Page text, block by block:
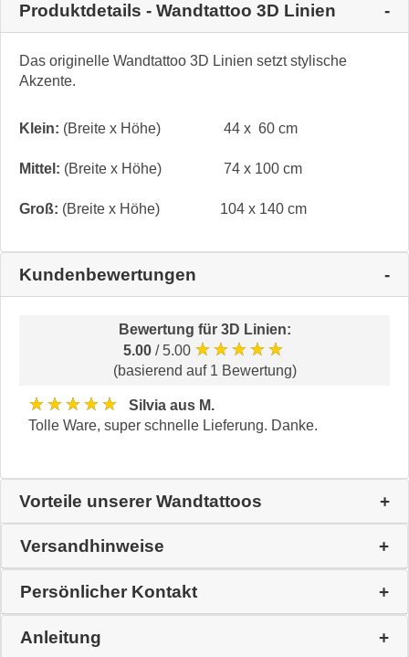
Produktdetails - Wandtattoo 3D Linien
Das originelle Wandtattoo 3D Linien setzt stylische
Akzente.
Klein: (Breite x Höhe) 44 x 60 cm
Mittel: (Breite x Höhe) 74 x 100 cm
Groß: (Breite x Höhe) 104 x 140 cm
Kundenbewertungen
Bewertung für 3D Linien:
5.00 / 5.00 ★★★★★
(basierend auf 1 Bewertung)
★★★★★
Silvia aus M.
Tolle Ware, super schnelle Lieferung. Danke.
Vorteile unserer Wandtattoos
Versandhinweise
Persönlicher Kontakt
Anleitung